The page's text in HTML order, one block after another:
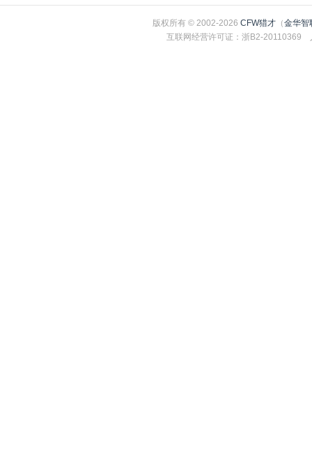
版权所有 © 2002-2026 CFW猎才 （金华智
互联网经营许可证：浙B2-20110369